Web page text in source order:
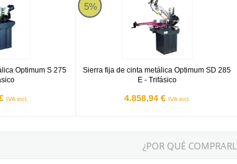
Optimum S 275
IVA incl.
5%
Sierra fija de cinta metálica Optimum SD 285
E - Trifásico
4.858,94 € IVA incl.
¿POR QUÉ